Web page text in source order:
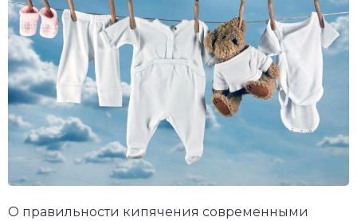
О правильности кипячения современными